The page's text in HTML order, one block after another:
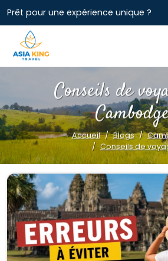
Prêt pour une expérience unique ?
Conseils de
Accueil Blogs
Conseils de